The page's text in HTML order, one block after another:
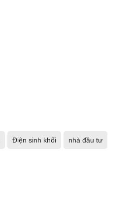
Điện sinh khối nhà đầu tư